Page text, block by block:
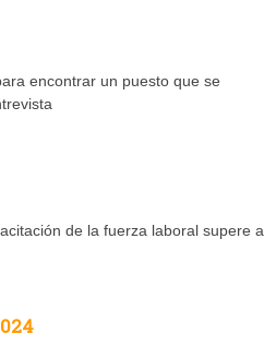
encontrar un puesto que se
de la fuerza laboral supere a